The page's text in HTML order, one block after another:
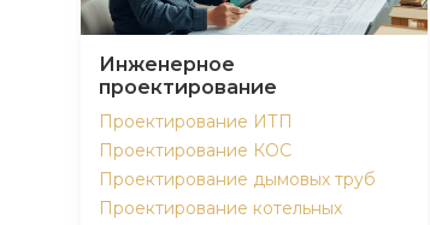
Инженерное
проектирование
Проектирование ИТП
Проектирование КОС
Проектирование дымовых труб
Проектирование котельных